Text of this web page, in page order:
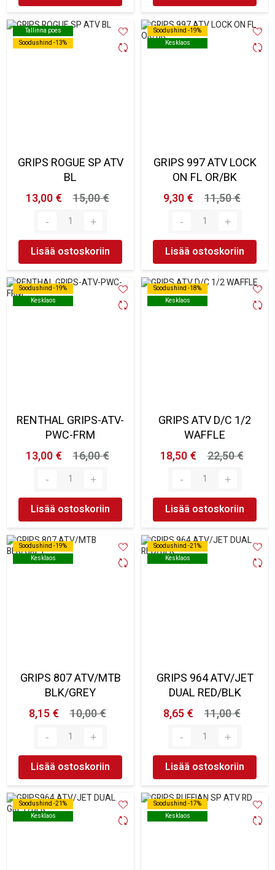
Tallinna poes
Soodushind -13%
Tallinna poes
Soodushind -13%
GRIPS ROGUE SP ATV
BL
13,00 €
15,00 €
Lisää ostoskoriin
Soodushind -19%
Kesklaos
Soodushind -19%
Kesklaos
GRIPS 997 ATV LOCK
ON FL OR/BK
9,30 €
11,50 €
Lisää ostoskoriin
Soodushind -19%
Kesklaos
Soodushind -19%
Kesklaos
RENTHAL GRIPS-ATV-
PWC-FRM
13,00 €
16,00 €
Lisää ostoskoriin
Soodushind -18%
Kesklaos
Soodushind -18%
Kesklaos
GRIPS ATV D/C 1/2
WAFFLE
18,50 €
22,50 €
Lisää ostoskoriin
Soodushind -19%
Kesklaos
Soodushind -19%
Kesklaos
GRIPS 807 ATV/MTB
BLK/GREY
8,15 €
10,00 €
Lisää ostoskoriin
Soodushind -21%
Kesklaos
Soodushind -21%
Kesklaos
GRIPS 964 ATV/JET
DUAL RED/BLK
8,65 €
11,00 €
Lisää ostoskoriin
Soodushind -21%
Kesklaos
Soodushind -21%
Kesklaos
Soodushind -17%
Kesklaos
Soodushind -17%
Kesklaos